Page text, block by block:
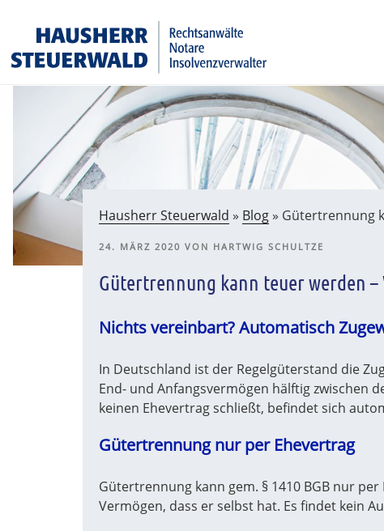
springen
Hausherr Steuerwald » Blog » Gütertrennung
VERÖFFENTLICHT
24. MÄRZ 2020 VON HARTWIG SCHULTZE
Gütertrennung kann teuer werden
Nichts vereinbart? Automatisch
In Deutschland ist der Regelgüterstand die
End- und Anfangsvermögen hälftig zwischen
keinen Ehevertrag schließt, befindet sich
Gütertrennung nur per Ehevertrag
Gütertrennung kann gem. § 1410 BGB nur
Vermögen, dass er selbst hat. Es findet kein